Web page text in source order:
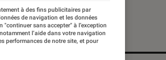
à des fins publicitaires par
de navigation et les données
"continuer sans accepter" à l’exception
l’aide dans votre navigation
performances de notre site, et pour